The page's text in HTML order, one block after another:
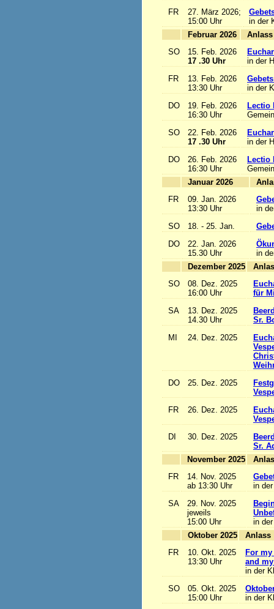
FR
27. März 2026;
15:00 Uhr
in der
Februar 2026
SO
15. Feb. 2026
17 .30 Uhr
in der
FR
13. Feb. 2026
13:30 Uhr
in der
DO
19. Feb. 2026
16:30 Uhr
Lectio
SO
22. Feb. 2026
17 .30 Uhr
in der
DO
26. Feb. 2026
16:30 Uhr
Lectio
Januar 2026
FR
09. Jan. 2026
13:30 Uhr
in
SO
18. - 25. Jan.
DO
22. Jan. 2026
15.30 Uhr
in
Dezember 2025
SO
08. Dez. 2025
16:00 Uhr
für
SA
13. Dez. 2025
14.30 Uhr
Sr.
MI
24. Dez. 2025
DO
25. Dez. 2025
FR
26. Dez. 2025
DI
30. Dez. 2025
Sr.
November 2025
FR
14. Nov. 2025
ab 13:30 Uhr
in
SA
29. Nov. 2025
jeweils
15:00 Uhr
in
Oktober 2025
FR
10. Okt. 2025
13:30 Uhr
For
and
in der
SO
05. Okt. 2025
15:00 Uhr
in der